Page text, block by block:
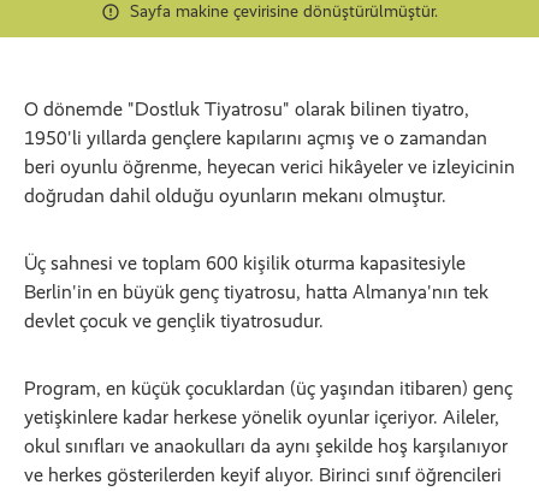
Sayfa makine çevirisine dönüştürülmüştür.
O dönemde "Dostluk Tiyatrosu" olarak bilinen tiyatro,
1950'li yıllarda gençlere kapılarını açmış ve o zamandan
beri oyunlu öğrenme, heyecan verici hikâyeler ve izleyicinin
doğrudan dahil olduğu oyunların mekanı olmuştur.
Üç sahnesi ve toplam 600 kişilik oturma kapasitesiyle
Berlin'in en büyük genç tiyatrosu, hatta Almanya'nın tek
devlet çocuk ve gençlik tiyatrosudur.
Program, en küçük çocuklardan (üç yaşından itibaren) genç
yetişkinlere kadar herkese yönelik oyunlar içeriyor. Aileler,
okul sınıfları ve anaokulları da aynı şekilde hoş karşılanıyor
ve herkes gösterilerden keyif alıyor. Birinci sınıf öğrencileri